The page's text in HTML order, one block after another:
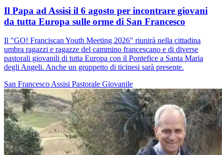
Il Papa ad Assisi il 6 agosto per incontrare giovani
da tutta Europa sulle orme di San Francesco
Il "GO! Franciscan Youth Meeting 2026" riunirà nella cittadina
umbra ragazzi e ragazze del cammino francescano e di diverse
pastorali giovanili di tutta Europa con il Pontefice a Santa Maria
degli Angeli. Anche un gruppetto di ticinesi sarà presente.
San FrancescoAssisi Pastorale Giovanile